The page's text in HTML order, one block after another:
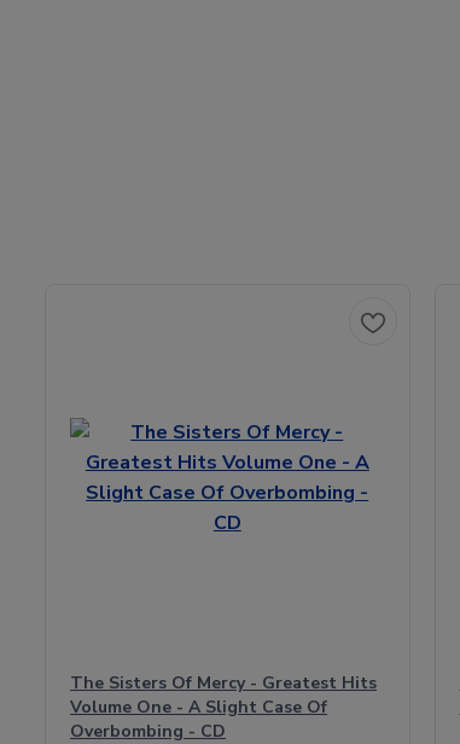
The Sisters Of Mercy - Greatest Hits
Volume One - A Slight Case Of
Overbombing - CD